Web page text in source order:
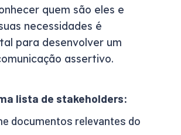
quem são eles e
necessidades é
para desenvolver um
assertivo.
lista de stakeholders:
documentos relevantes do